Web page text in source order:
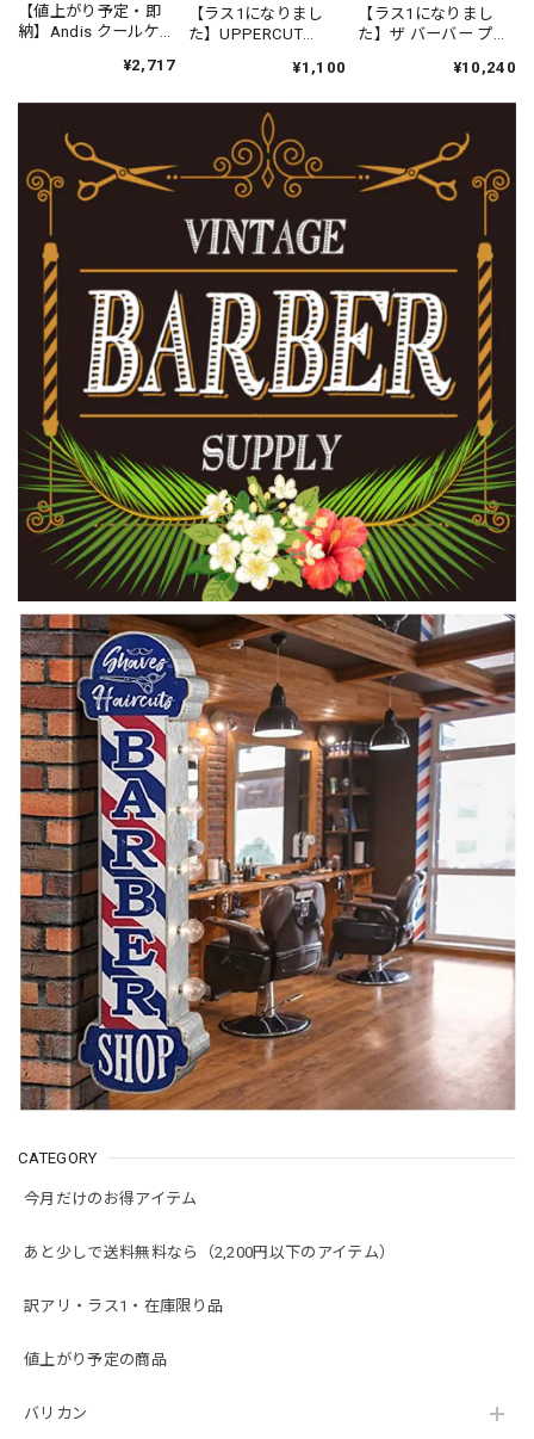
CATEGORY
今月だけのお得アイテム
あと少しで送料無料なら（2,200円以下のアイテム）
訳アリ・ラス1・在庫限り品
値上がり予定の商品
バリカン
【値上がり予定・即
納】Andis クールケア
¥2,717
【ラス1になりまし
た】UPPERCUT
¥1,100
【ラス1になりまし
た】ザ バーバー プロ
ストギアホルスター
¥10,240